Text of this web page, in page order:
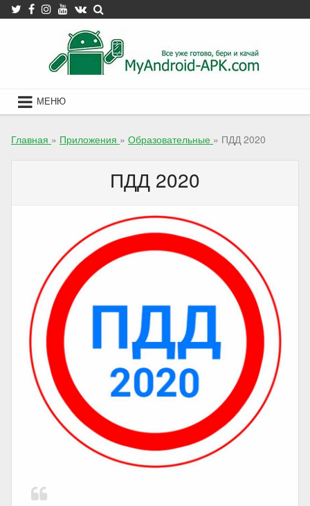
Skip
to
МЕНЮ
Главная » Приложения » Образовательные » ПДД 2020
ПДД 2020